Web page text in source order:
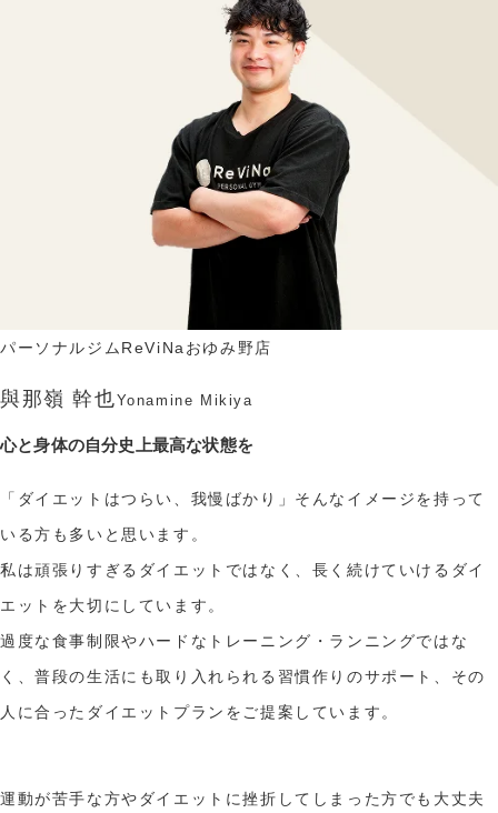
パーソナルジムReViNaおゆみ野店
與那嶺 幹也Yonamine Mikiya
心と身体の自分史上最高な状態を
「ダイエットはつらい、我慢ばかり」そんなイメージを持って
いる方も多いと思います。
私は頑張りすぎるダイエットではなく、長く続けていけるダイ
エットを大切にしています。
過度な食事制限やハードなトレーニング・ランニングではな
く、普段の生活にも取り入れられる習慣作りのサポート、その
人に合ったダイエットプランをご提案しています。
運動が苦手な方やダイエットに挫折してしまった方でも大丈夫